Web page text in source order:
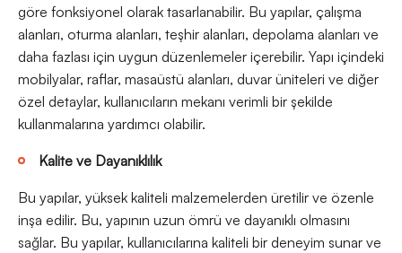
göre fonksiyonel olarak tasarlanabilir. Bu yapılar, çalışma
alanları, oturma alanları, teşhir alanları, depolama alanları ve
daha fazlası için uygun düzenlemeler içerebilir. Yapı içindeki
mobilyalar, raflar, masaüstü alanları, duvar üniteleri ve diğer
özel detaylar, kullanıcıların mekanı verimli bir şekilde
kullanmalarına yardımcı olabilir.
Kalite ve Dayanıklılık
Bu yapılar, yüksek kaliteli malzemelerden üretilir ve özenle
inşa edilir. Bu, yapının uzun ömrü ve dayanıklı olmasını
sağlar. Bu yapılar, kullanıcılarına kaliteli bir deneyim sunar ve